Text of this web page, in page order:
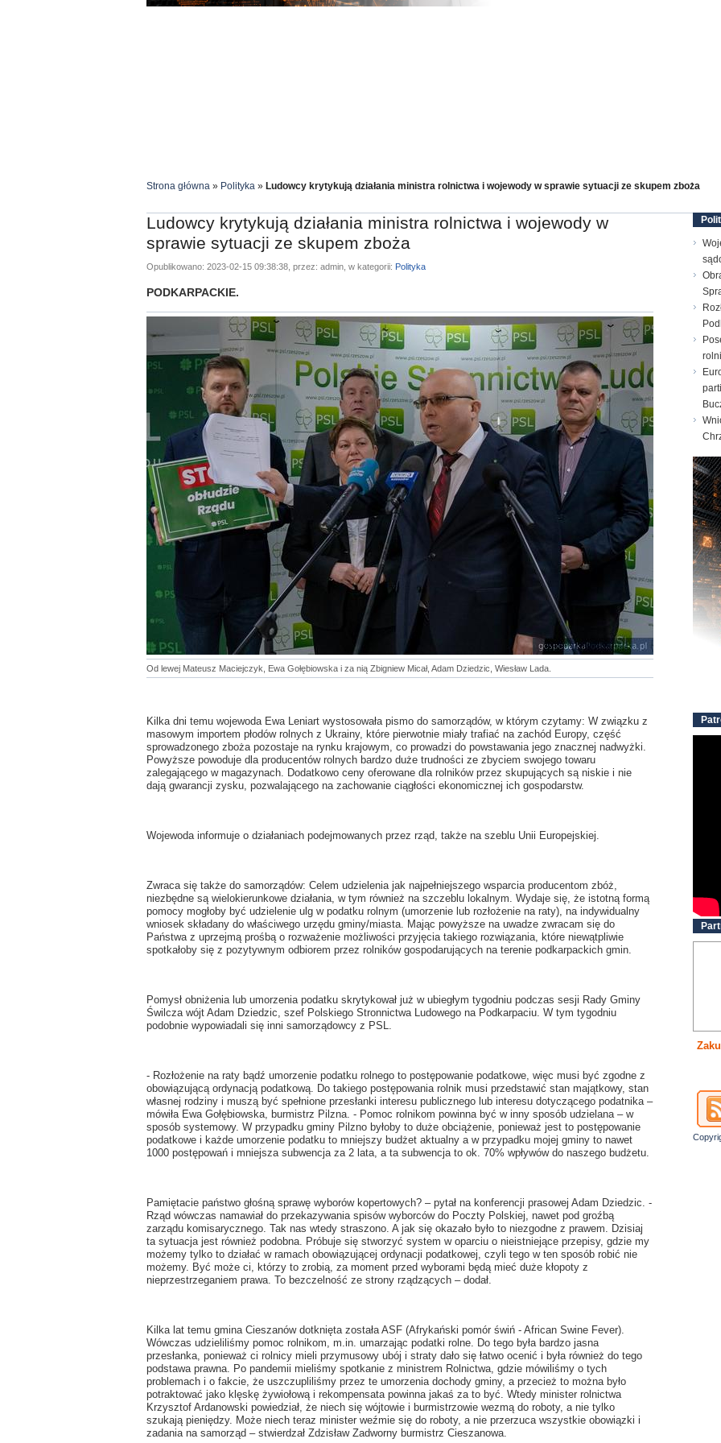
Strona główna » Polityka » Ludowcy krytykują działania ministra rolnictwa i wojewody w sprawie sytuacji ze skupem zboża
Ludowcy krytykują działania ministra rolnictwa i wojewody w
sprawie sytuacji ze skupem zboża
Opublikowano: 2023-02-15 09:38:38, przez: admin, w kategorii: Polityka
PODKARPACKIE.
Od lewej Mateusz Maciejczyk, Ewa Gołębiowska i za nią Zbigniew Micał, Adam Dziedzic, Wiesław Lada.
Kilka dni temu wojewoda Ewa Leniart wystosowała pismo do samorządów, w którym czytamy: W związku z
masowym importem płodów rolnych z Ukrainy, które pierwotnie miały trafiać na zachód Europy, część
sprowadzonego zboża pozostaje na rynku krajowym, co prowadzi do powstawania jego znacznej nadwyżki.
Powyższe powoduje dla producentów rolnych bardzo duże trudności ze zbyciem swojego towaru
zalegającego w magazynach. Dodatkowo ceny oferowane dla rolników przez skupujących są niskie i nie
dają gwarancji zysku, pozwalającego na zachowanie ciągłości ekonomicznej ich gospodarstw.
Wojewoda informuje o działaniach podejmowanych przez rząd, także na szeblu Unii Europejskiej.
Zwraca się także do samorządów: Celem udzielenia jak najpełniejszego wsparcia producentom zbóż,
niezbędne są wielokierunkowe działania, w tym również na szczeblu lokalnym. Wydaje się, że istotną formą
pomocy mogłoby być udzielenie ulg w podatku rolnym (umorzenie lub rozłożenie na raty), na indywidualny
wniosek składany do właściwego urzędu gminy/miasta. Mając powyższe na uwadze zwracam się do
Państwa z uprzejmą prośbą o rozważenie możliwości przyjęcia takiego rozwiązania, które niewątpliwie
spotkałoby się z pozytywnym odbiorem przez rolników gospodarujących na terenie podkarpackich gmin.
Pomysł obniżenia lub umorzenia podatku skrytykował już w ubiegłym tygodniu podczas sesji Rady Gminy
Świlcza wójt Adam Dziedzic, szef Polskiego Stronnictwa Ludowego na Podkarpaciu. W tym tygodniu
podobnie wypowiadali się inni samorządowcy z PSL.
- Rozłożenie na raty bądź umorzenie podatku rolnego to postępowanie podatkowe, więc musi być zgodne z
obowiązującą ordynacją podatkową. Do takiego postępowania rolnik musi przedstawić stan majątkowy, stan
własnej rodziny i muszą być spełnione przesłanki interesu publicznego lub interesu dotyczącego podatnika –
mówiła Ewa Gołębiowska, burmistrz Pilzna. - Pomoc rolnikom powinna być w inny sposób udzielana – w
sposób systemowy. W przypadku gminy Pilzno byłoby to duże obciążenie, ponieważ jest to postępowanie
podatkowe i każde umorzenie podatku to mniejszy budżet aktualny a w przypadku mojej gminy to nawet
1000 postępowań i mniejsza subwencja za 2 lata, a ta subwencja to ok. 70% wpływów do naszego budżetu.
Pamiętacie państwo głośną sprawę wyborów kopertowych? – pytał na konferencji prasowej Adam Dziedzic. -
Rząd wówczas namawiał do przekazywania spisów wyborców do Poczty Polskiej, nawet pod groźbą
zarządu komisarycznego. Tak nas wtedy straszono. A jak się okazało było to niezgodne z prawem. Dzisiaj
ta sytuacja jest również podobna. Próbuje się stworzyć system w oparciu o nieistniejące przepisy, gdzie my
możemy tylko to działać w ramach obowiązującej ordynacji podatkowej, czyli tego w ten sposób robić nie
możemy. Być może ci, którzy to zrobią, za moment przed wyborami będą mieć duże kłopoty z
nieprzestrzeganiem prawa. To bezczelność ze strony rządzących – dodał.
Kilka lat temu gmina Cieszanów dotknięta została ASF (Afrykański pomór świń - African Swine Fever).
Wówczas udzieliliśmy pomoc rolnikom, m.in. umarzając podatki rolne. Do tego była bardzo jasna
przesłanka, ponieważ ci rolnicy mieli przymusowy ubój i straty dało się łatwo ocenić i była również do tego
podstawa prawna. Po pandemii mieliśmy spotkanie z ministrem Rolnictwa, gdzie mówiliśmy o tych
problemach i o fakcie, że uszczupliliśmy przez te umorzenia dochody gminy, a przecież to można było
potraktować jako klęskę żywiołową i rekompensata powinna jakaś za to być. Wtedy minister rolnictwa
Krzysztof Ardanowski powiedział, że niech się wójtowie i burmistrzowie wezmą do roboty, a nie tylko
szukają pieniędzy. Może niech teraz minister weźmie się do roboty, a nie przerzuca wszystkie obowiązki i
zadania na samorząd – stwierdzał Zdzisław Zadworny burmistrz Cieszanowa.